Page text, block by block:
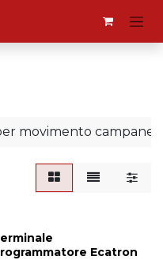
movimento campane
Ecatron